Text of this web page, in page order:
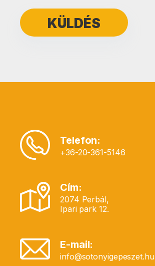
Telefon:
+36-20-361-5146
Cím:
2074 Perbál,
Ipari park 12.
E-mail:
info@sotonyigepeszet.hu